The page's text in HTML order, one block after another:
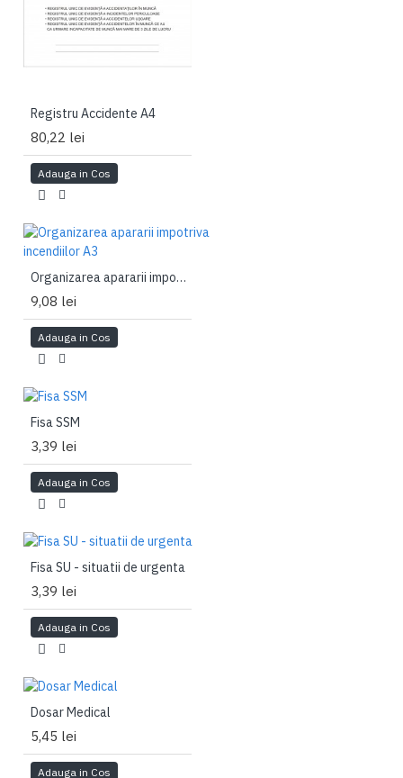
Registru Accidente A4
80,22 lei
Adauga in Cos
Organizarea apararii impotriva incendiilor A3
9,08 lei
Adauga in Cos
Fisa SSM
3,39 lei
Adauga in Cos
Fisa SU - situatii de urgenta
3,39 lei
Adauga in Cos
Dosar Medical
5,45 lei
Adauga in Cos